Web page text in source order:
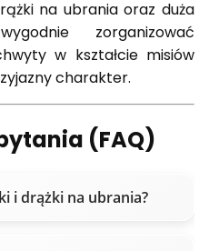
na ubrania oraz duża
zorganizować
w kształcie misiów
charakter.
(FAQ)
i drążki na ubrania?